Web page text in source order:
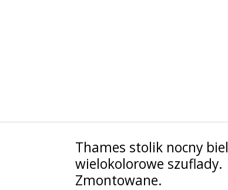
Thames stolik nocny biel
wielokolorowe szuflady.
Zmontowane.